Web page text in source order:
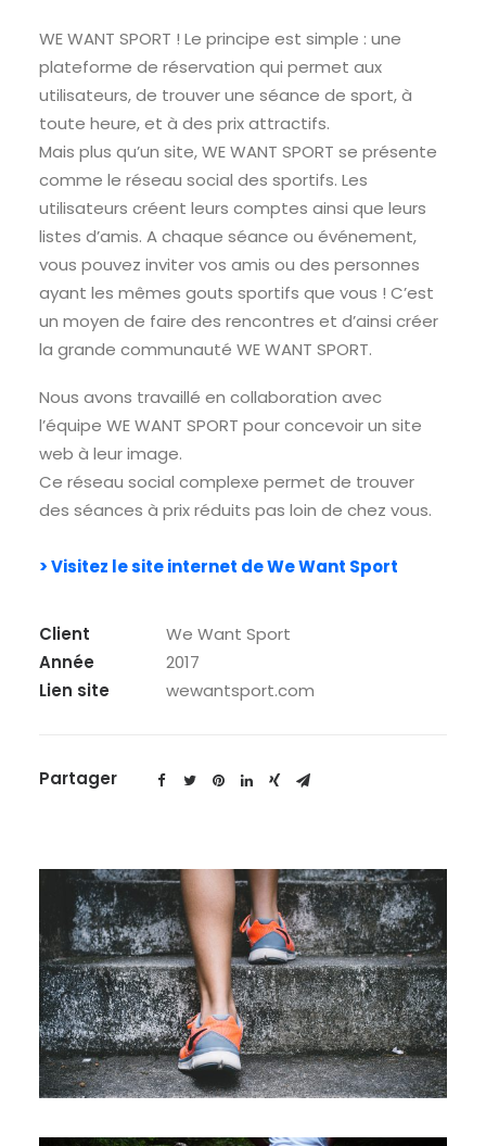
WE WANT SPORT ! Le principe est simple : une
plateforme de réservation qui permet aux
utilisateurs, de trouver une séance de sport, à
toute heure, et à des prix attractifs.
Mais plus qu’un site, WE WANT SPORT se présente
comme le réseau social des sportifs. Les
utilisateurs créent leurs comptes ainsi que leurs
listes d’amis. A chaque séance ou événement,
vous pouvez inviter vos amis ou des personnes
ayant les mêmes gouts sportifs que vous ! C’est
un moyen de faire des rencontres et d’ainsi créer
la grande communauté WE WANT SPORT.
Nous avons travaillé en collaboration avec
l’équipe WE WANT SPORT pour concevoir un site
web à leur image.
Ce réseau social complexe permet de trouver
des séances à prix réduits pas loin de chez vous.
> Visitez le site internet de We Want Sport
Client
We Want Sport
Année
2017
Lien site
wewantsport.com
Partager